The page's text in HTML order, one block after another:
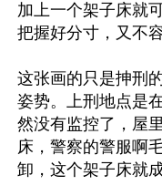
加上一个架子床就
把握好分寸，又不
这张画的只是抻刑
姿势。上刑地点是
然没有监控了，屋
床，警察的警服啊
卸，这个架子床就